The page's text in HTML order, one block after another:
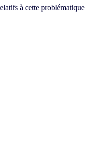
à cette problématique